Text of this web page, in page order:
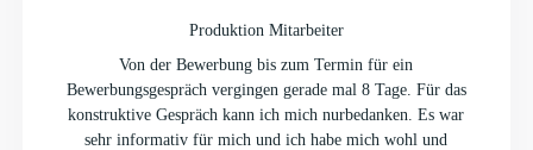
Produktion Mitarbeiter
Von der Bewerbung bis zum Termin für ein
Bewerbungsgespräch vergingen gerade mal 8 Tage. Für das
konstruktive Gespräch kann ich mich nurbedanken. Es war
sehr informativ für mich und ich habe mich wohl und